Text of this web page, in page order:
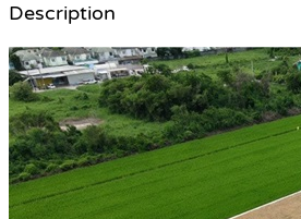
Description